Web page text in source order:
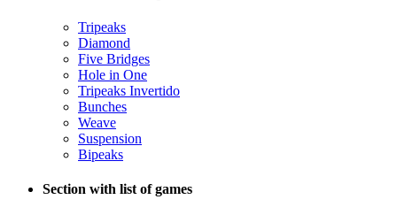
Tripeaks
Diamond
Five Bridges
Hole in One
Tripeaks Invertido
Bunches
Weave
Suspension
Bipeaks
Section with list of games